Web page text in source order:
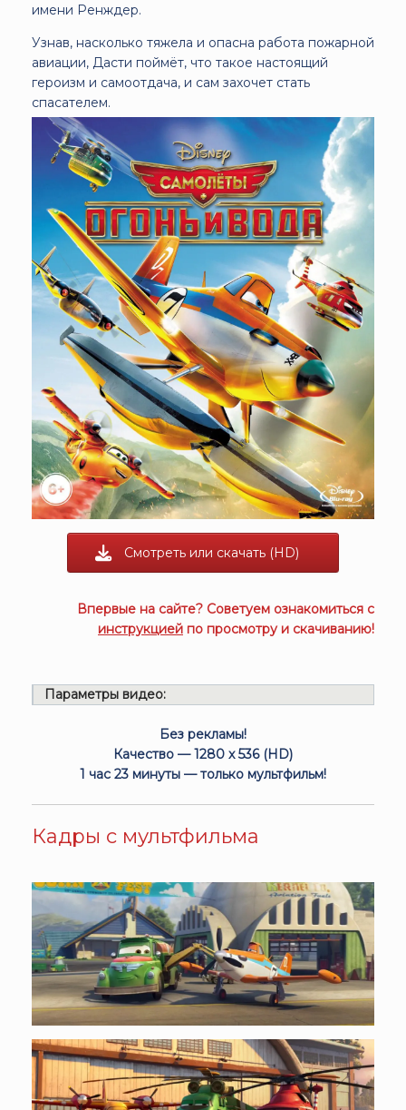
имени Ренждер.
Узнав, насколько тяжела и опасна работа пожарной
авиации, Дасти поймёт, что такое настоящий
героизм и самоотдача, и сам захочет стать
спасателем.
Смотреть или скачать (HD)
Впервые на сайте? Советуем ознакомиться с
инструкцией по просмотру и скачиванию!
Параметры видео:
Без рекламы!
Качество — 1280 x 536 (HD)
1 час 23 минуты — только мультфильм!
Кадры с мультфильма